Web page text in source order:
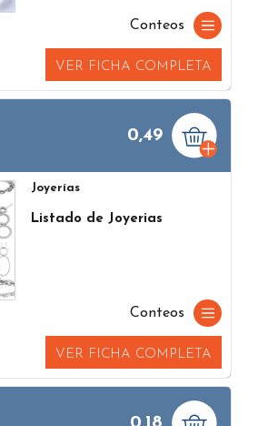
Conteos
VER FICHA COMPLETA
0,49
Joyerías
Listado de Joyerias
Conteos
VER FICHA COMPLETA